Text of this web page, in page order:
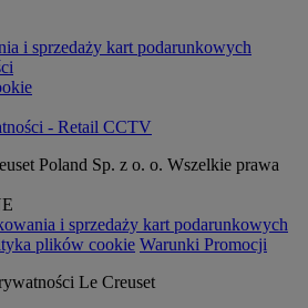
i sprzedaży kart podarunkowych
- Retail CCTV
Poland Sp. z o. o. Wszelkie prawa
i sprzedaży kart podarunkowych
plików cookie Warunki Promocji
Le Creuset